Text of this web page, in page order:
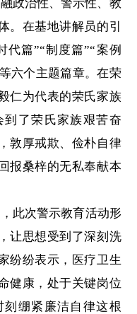
政治性、警示性、教
。在基地讲解员的引
篇”“制度篇”“案例
六个主题篇章。在荣
仁为代表的荣氏家族
了荣氏家族艰苦奋
敦厚戒欺、俭朴自律
报桑梓的无私奉献本
此次警示教育活动形
让思想受到了深刻洗
纷纷表示，医疗卫生
健康，处于关键岗位
绷紧廉洁自律这根